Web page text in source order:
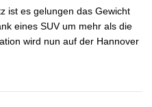
ist es gelungen das Gewicht
eines SUV um mehr als die
wird nun auf der Hannover